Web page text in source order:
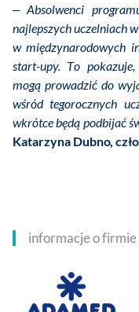
– Absolwenci
najlepszych uczelniach
w międzynarodowych
start-upy. To
mogą prowadzić do
wśród tegorocznych
wkrótce będą podbijać
Katarzyna Dubno,
informacje o firmie